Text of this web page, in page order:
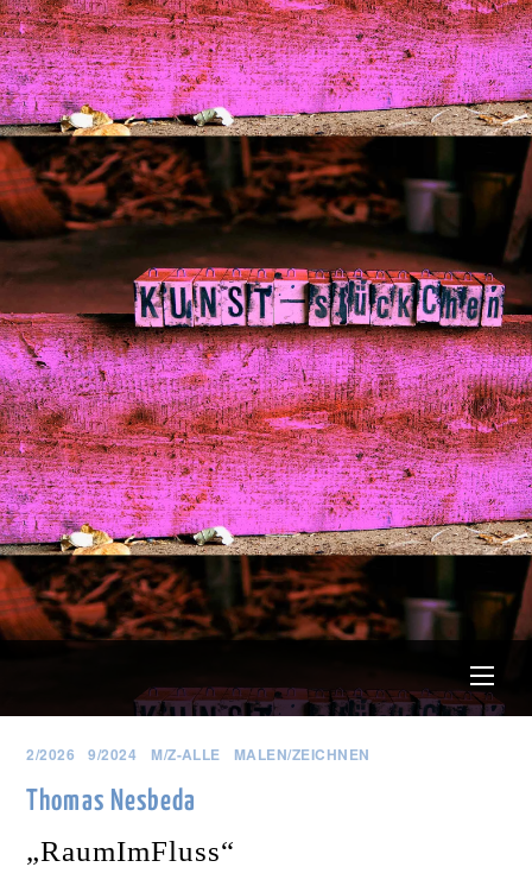
2/2026 9/2024 M/Z-ALLE MALEN/ZEICHNEN
Thomas Nesbeda
„RaumImFluss“